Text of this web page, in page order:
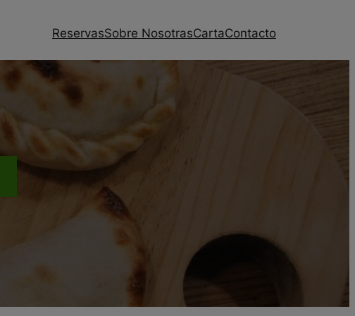
ReservasSobre NosotrasCartaContacto